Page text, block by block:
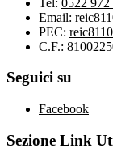
Email:
PEC:
C.F.:
Seguici su
Facebook
Sezione Link